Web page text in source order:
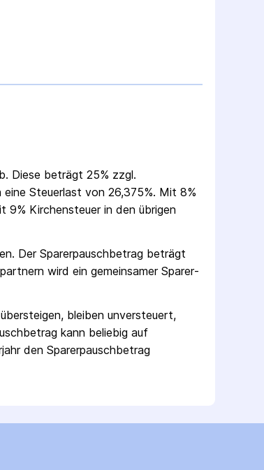
Diese beträgt 25% zzgl.
Steuerlast von 26,375%. Mit 8%
9% Kirchensteuer in den übrigen
Der Sparer­pausch­betrag beträgt
wird ein gemeinsamer Sparer­
bleiben unversteuert,
kann beliebig auf
den Sparer­pausch­betrag